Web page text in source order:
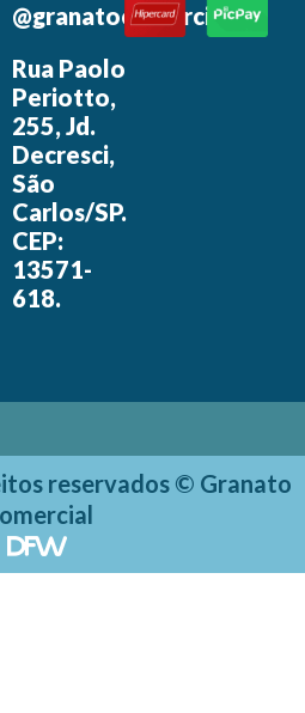
@granatocomercial
Rua Paolo
Periotto,
255, Jd.
Decresci,
São
Carlos/SP.
CEP:
13571-
618.
reservados © Granato